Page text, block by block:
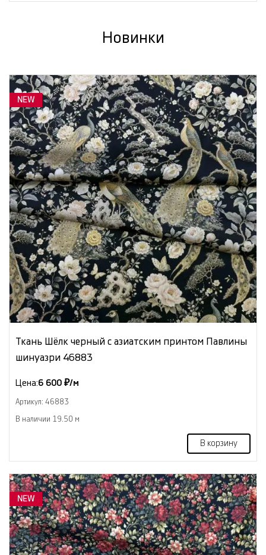
Новинки
NEW
Ткань Шёлк черный с азиатским принтом Павлины
шинуазри 46883
Цена:6 600 ₽/м
Артикул: 46883
В наличии 19.50 м
В корзину
NEW